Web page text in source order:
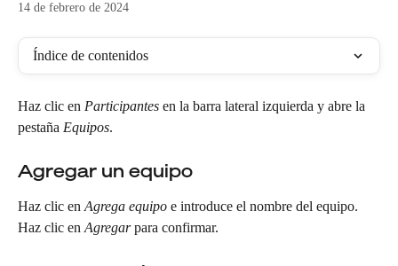
14 de febrero de 2024
Índice de contenidos
Haz clic en Participantes en la barra lateral izquierda y abre la
pestaña Equipos.
Agregar un equipo
Haz clic en Agrega equipo e introduce el nombre del equipo.
Haz clic en Agregar para confirmar.